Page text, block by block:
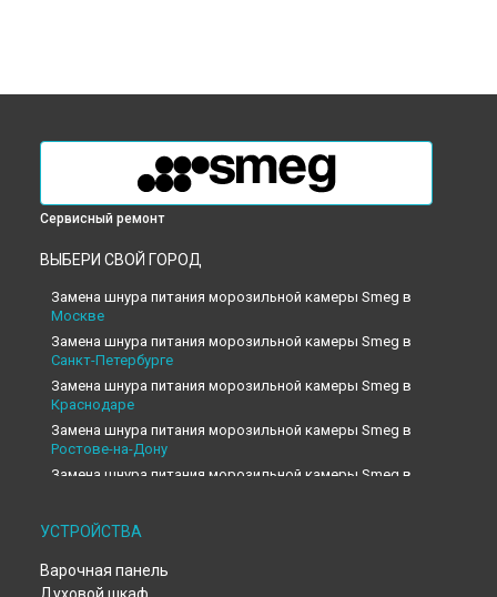
Сервисный ремонт
ВЫБЕРИ СВОЙ ГОРОД
Замена шнура питания морозильной камеры Smeg в
Москве
Замена шнура питания морозильной камеры Smeg в
Санкт-Петербурге
Замена шнура питания морозильной камеры Smeg в
Краснодаре
Замена шнура питания морозильной камеры Smeg в
Ростове-на-Дону
Замена шнура питания морозильной камеры Smeg в
Замена шнура питания морозильной камеры Smeg в
Новосибирске
Замена шнура питания морозильной камеры Smeg в
Челябинске
УСТРОЙСТВА
Варочная панель